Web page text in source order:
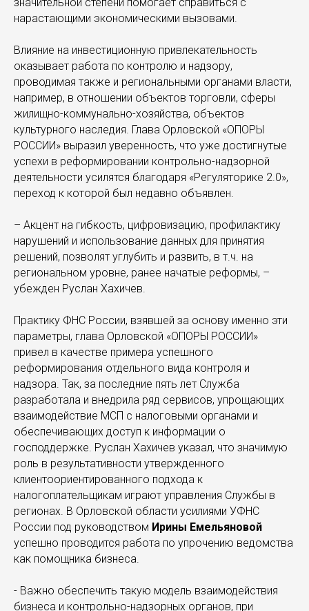
нарастающими экономическими вызовами.
Влияние на инвестиционную привлекательность
оказывает работа по контролю и надзору,
проводимая также и региональными органами власти,
например, в отношении объектов торговли, сферы
жилищно-коммунально-хозяйства, объектов
культурного наследия. Глава Орловской «ОПОРЫ
РОССИИ» выразил уверенность, что уже достигнутые
успехи в реформировании контрольно-надзорной
деятельности усилятся благодаря «Регуляторике 2.0»,
переход к которой был недавно объявлен.
– Акцент на гибкость, цифровизацию, профилактику
нарушений и использование данных для принятия
решений, позволят углубить и развить, в т.ч. на
региональном уровне, ранее начатые реформы, –
убежден Руслан Хахичев.
Практику ФНС России, взявшей за основу именно эти
параметры, глава Орловской «ОПОРЫ РОССИИ»
привел в качестве примера успешного
реформирования отдельного вида контроля и
надзора. Так, за последние пять лет Служба
разработала и внедрила ряд сервисов, упрощающих
взаимодействие МСП с налоговыми органами и
обеспечивающих доступ к информации о
господдержке. Руслан Хахичев указал, что значимую
роль в результативности утвержденного
клиентоориентированного подхода к
налогоплательщикам играют управления Службы в
регионах. В Орловской области усилиями УФНС
России под руководством Ирины Емельяновой
успешно проводится работа по упрочению ведомства
как помощника бизнеса.
- Важно обеспечить такую модель взаимодействия
бизнеса и контрольно-надзорных органов, при